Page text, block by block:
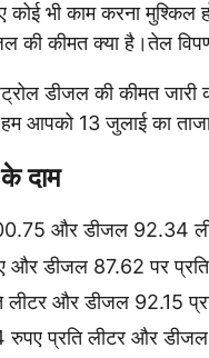
कोई भी काम करना
की कीमत क्या है।तेल
पेट्रोल डीजल की कीमत
आपको 13 जुलाई का
दाम
और डीजल 92.34
और डीजल 87.62 पर प्रति
लीटर और डीजल 92.15
प्रति लीटर और